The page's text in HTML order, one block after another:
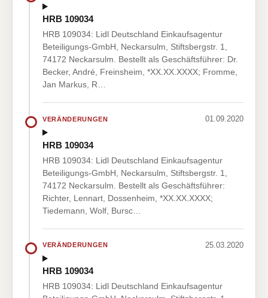
HRB 109034
HRB 109034: Lidl Deutschland Einkaufsagentur
Beteiligungs-GmbH, Neckarsulm, Stiftsbergstr. 1,
74172 Neckarsulm. Bestellt als Geschäftsführer: Dr.
Becker, André, Freinsheim, *XX.XX.XXXX; Fromme,
Jan Markus, R…
VERÄNDERUNGEN 01.09.2020
HRB 109034
HRB 109034: Lidl Deutschland Einkaufsagentur
Beteiligungs-GmbH, Neckarsulm, Stiftsbergstr. 1,
74172 Neckarsulm. Bestellt als Geschäftsführer:
Richter, Lennart, Dossenheim, *XX.XX.XXXX;
Tiedemann, Wolf, Bursc…
VERÄNDERUNGEN 25.03.2020
HRB 109034
HRB 109034: Lidl Deutschland Einkaufsagentur